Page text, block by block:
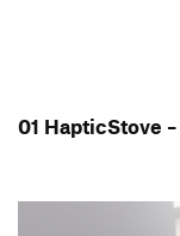
01 HapticStove –